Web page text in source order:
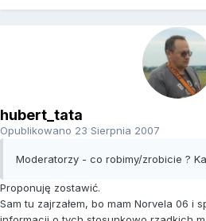
hubert_tata
Opublikowano 23 Sierpnia 2007
Moderatorzy - co robimy/zrobicie ?
Proponuję zostawić.
Sam tu zajrzałem, bo mam Norvela 06 i